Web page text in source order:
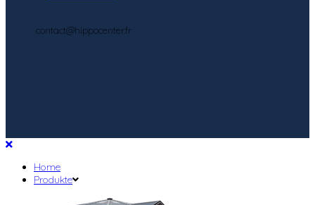
contact@hippocenter.fr
Home
Produkte